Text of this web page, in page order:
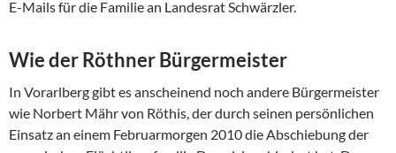
E-Mails für die Familie an Landesrat Schwärzler.
Wie der Röthner Bürgermeister
In Vorarlberg gibt es anscheinend noch andere Bürgermeister
wie Norbert Mähr von Röthis, der durch seinen persönlichen
Einsatz an einem Februarmorgen 2010 die Abschiebung der